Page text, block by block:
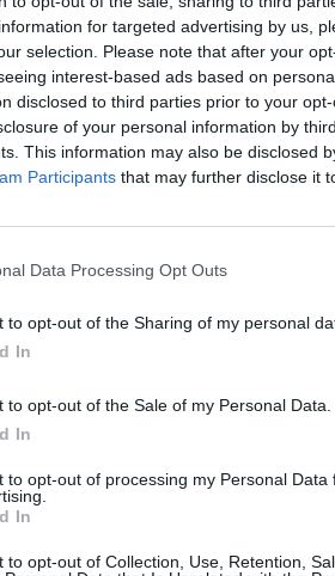
for targeted advertising by us,
selection. Please note that after your
interest-based ads based on
disclosed to third parties prior to your
of your personal information by
This information may also be disclosed
Participants that may further disclose it
Data Processing Opt Outs
to opt-out of the Sharing of my personal
In
to opt-out of the Sale of my Personal Data.
In
to opt-out of processing my Personal Data
In
to opt-out of Collection, Use, Retention,